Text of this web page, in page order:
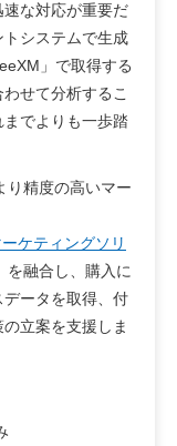
な対応が重要だ
システムで生成
」で取得する
せて分析するこ
でよりも一歩踏
り精度の高いマー
ケティングソリ
を融合し、購入に
ータを取得、付
立案を支援しま